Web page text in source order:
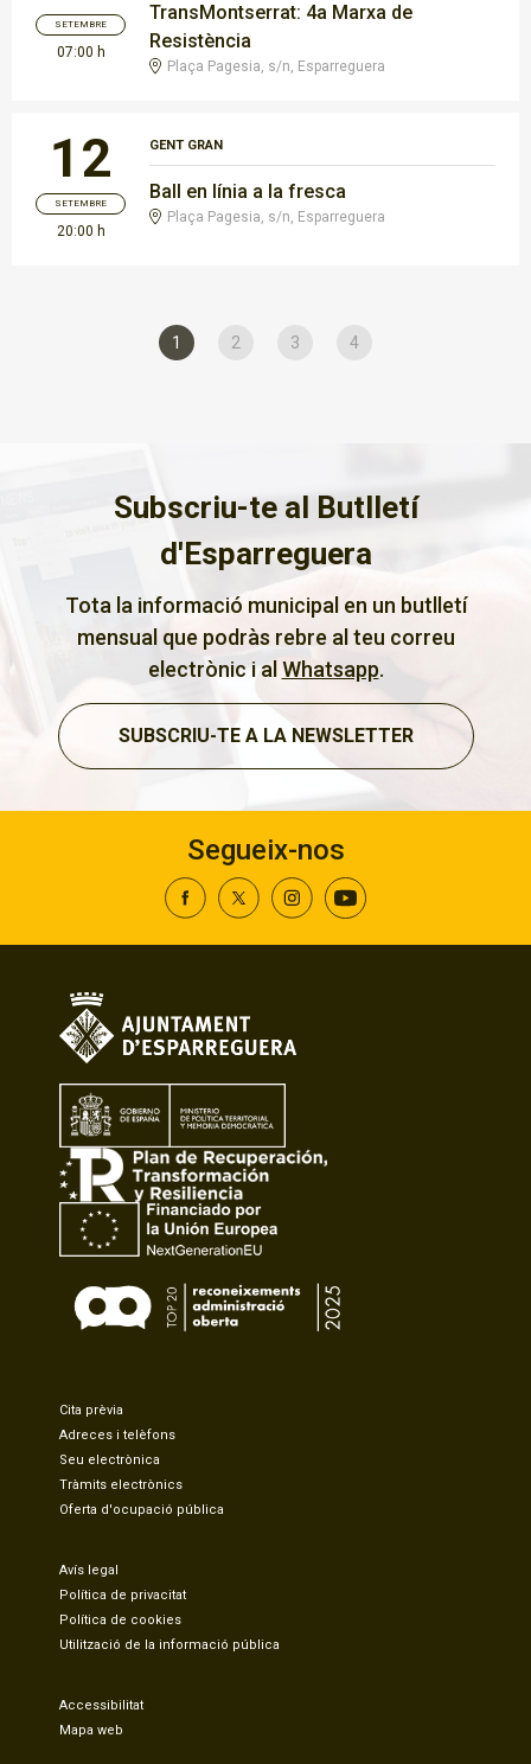
SETEMBRE
07:00 h
TransMontserrat: 4a Marxa de
Resistència
Plaça Pagesia, s/n, Esparreguera
12
SETEMBRE
20:00 h
GENT GRAN
Ball en línia a la fresca
Plaça Pagesia, s/n, Esparreguera
1 2 3 4
Subscriu-te al Butlletí
d'Esparreguera
Tota la informació municipal en un butlletí
mensual que podràs rebre al teu correu
electrònic i al Whatsapp.
SUBSCRIU-TE A LA NEWSLETTER
Segueix-nos
Cita prèvia
Adreces i telèfons
Seu electrònica
Tràmits electrònics
Oferta d'ocupació pública
Avís legal
Política de privacitat
Política de cookies
Utilització de la informació pública
Accessibilitat
Mapa web